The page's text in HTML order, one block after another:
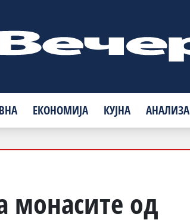
ЕКОНОМИЈА КУЈНА АНАЛИЗА
монасите од